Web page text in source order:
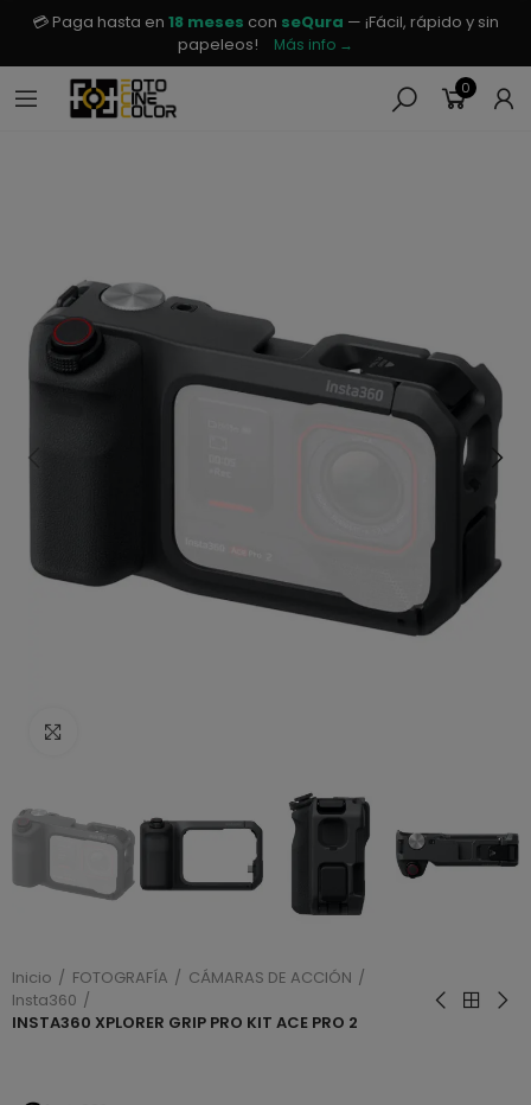
💳 Paga hasta en 18 meses con seQura — ¡Fácil, rápido y sin
papeleos!
Más info →
0
Inicio FOTOGRAFÍA
CÁMARAS DE ACCIÓN
Insta360
INSTA360 XPLORER GRIP PRO KIT ACE PRO 2